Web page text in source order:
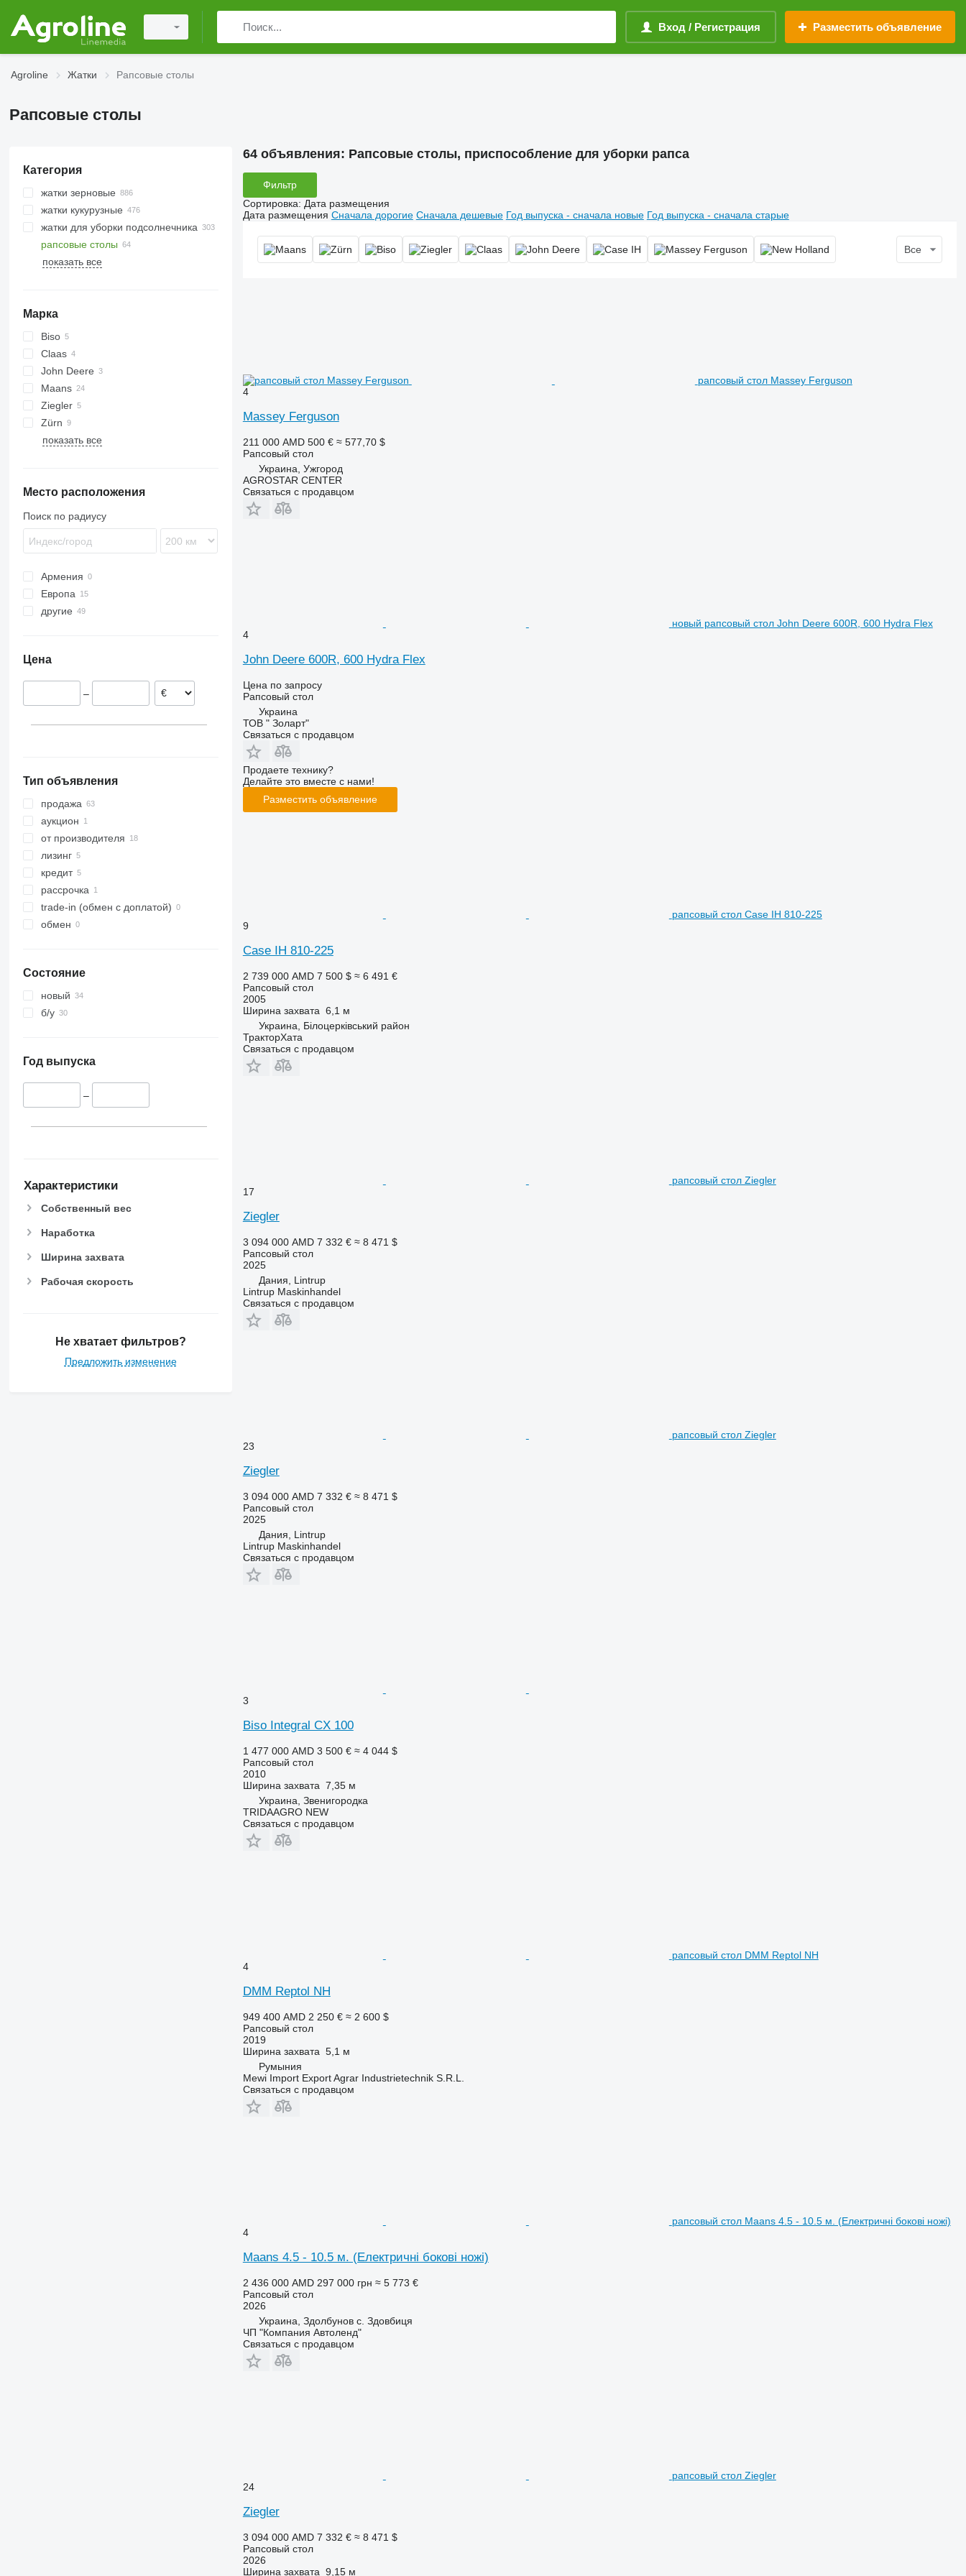
Вход / Регистрация Разместить объявление
Agroline Жатки Рапсовые столы
Рапсовые столы
Категория
жатки зерновые
жатки кукурузные
жатки для уборки подсолнечника
рапсовые столы
показать все
Марка
Biso
Integral
Claas
Lexion
Vario
SF
John Deere
Maans
Ziegler
Zürn
показать все
Место расположения
Поиск по радиусу
Армения
Европа
Дания
Литва
Германия
другие
Цена
–
Тип объявления
продажа
аукцион
от производителя
лизинг
кредит
рассрочка
trade-in (обмен с доплатой)
обмен
Состояние
новый
б/у
Год выпуска
–
Характеристики
Собственный вес
Наработка
Ширина захвата
Рабочая скорость
Не хватает фильтров?
Предложить изменение
64 объявления: Рапсовые столы, приспособление для уборки рапса
Фильтр
Сортировка: Дата размещения
Дата размещения Сначала дорогие Сначала дешевые Год выпуска - сначала новые Год выпуска - сначала старые
Все
рапсовый стол Massey Ferguson
4
Massey Ferguson
211 000 AMD 500 € ≈ 577,70 $
Рапсовый стол
Украина, Ужгород
AGROSTAR CENTER
Связаться с продавцом
новый рапсовый стол John Deere 600R, 600 Hydra Flex
4
John Deere 600R, 600 Hydra Flex
Цена по запросу
Рапсовый стол
Украина
ТОВ " Золарт"
Связаться с продавцом
Продаете технику?
Делайте это вместе с нами!
Разместить объявление
рапсовый стол Case IH 810-225
9
Case IH 810-225
2 739 000 AMD 7 500 $ ≈ 6 491 €
Рапсовый стол
2005
Ширина захвата 6,1 м
Украина, Білоцерківський район
ТракторХата
Связаться с продавцом
рапсовый стол Ziegler
17
Ziegler
3 094 000 AMD 7 332 € ≈ 8 471 $
Рапсовый стол
2025
Дания, Lintrup
Lintrup Maskinhandel
Связаться с продавцом
рапсовый стол Ziegler
23
Ziegler
3 094 000 AMD 7 332 € ≈ 8 471 $
Рапсовый стол
2025
Дания, Lintrup
Lintrup Maskinhandel
Связаться с продавцом
3
Biso Integral CX 100
1 477 000 AMD 3 500 € ≈ 4 044 $
Рапсовый стол
2010
Ширина захвата 7,35 м
Украина, Звенигородка
TRIDAAGRO NEW
Связаться с продавцом
рапсовый стол DMM Reptol NH
4
DMM Reptol NH
949 400 AMD 2 250 € ≈ 2 600 $
Рапсовый стол
2019
Ширина захвата 5,1 м
Румыния
Mewi Import Export Agrar Industrietechnik S.R.L.
Связаться с продавцом
рапсовый стол Maans 4.5 - 10.5 м. (Електричні бокові ножі)
4
Maans 4.5 - 10.5 м. (Електричні бокові ножі)
2 436 000 AMD 297 000 грн ≈ 5 773 €
Рапсовый стол
2026
Украина, Здолбунов с. Здовбиця
ЧП "Компания Автоленд"
Связаться с продавцом
рапсовый стол Ziegler
24
Ziegler
3 094 000 AMD 7 332 € ≈ 8 471 $
Рапсовый стол
2026
Ширина захвата 9,15 м